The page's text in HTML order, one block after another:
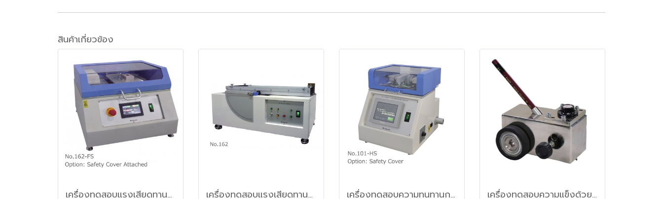
สินค้าเกี่ยวข้อง
เครื่องทดสอบแรงเสียดทานของวัสดุฟิลม์พลาสติกแนวนอน (Slip tester Horizontal method) เครื่องทดสอบแรงเสียดทานของวัสดุฟิลม์พลาสติก (Slip tester) เครื่องทดสอบความทนทานการขัดถูของวัสดุแบบ Taber (Taber type abrasion tester) เครื่องทดสอบความแข็งด้วยดินสอ (Pencil Scratch Hardness Tester (Hand Push)